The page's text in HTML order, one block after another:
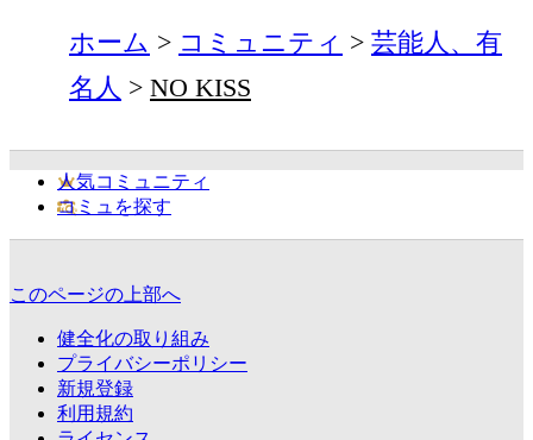
ホーム コミュニティ
芸能人、有
名人
NO KISS
人気コミュニティ
コミュを探す
このページの上部へ
健全化の取り組み
プライバシーポリシー
新規登録
利用規約